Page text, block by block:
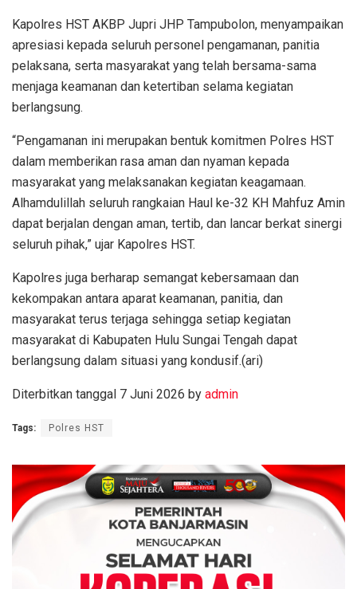
Kapolres HST AKBP Jupri JHP Tampubolon, menyampaikan
apresiasi kepada seluruh personel pengamanan, panitia
pelaksana, serta masyarakat yang telah bersama-sama
menjaga keamanan dan ketertiban selama kegiatan
berlangsung.
“Pengamanan ini merupakan bentuk komitmen Polres HST
dalam memberikan rasa aman dan nyaman kepada
masyarakat yang melaksanakan kegiatan keagamaan.
Alhamdulillah seluruh rangkaian Haul ke-32 KH Mahfuz Amin
dapat berjalan dengan aman, tertib, dan lancar berkat sinergi
seluruh pihak,” ujar Kapolres HST.
Kapolres juga berharap semangat kebersamaan dan
kekompakan antara aparat keamanan, panitia, dan
masyarakat terus terjaga sehingga setiap kegiatan
masyarakat di Kabupaten Hulu Sungai Tengah dapat
berlangsung dalam situasi yang kondusif.(ari)
Diterbitkan tanggal 7 Juni 2026 by admin
Tags: Polres HST